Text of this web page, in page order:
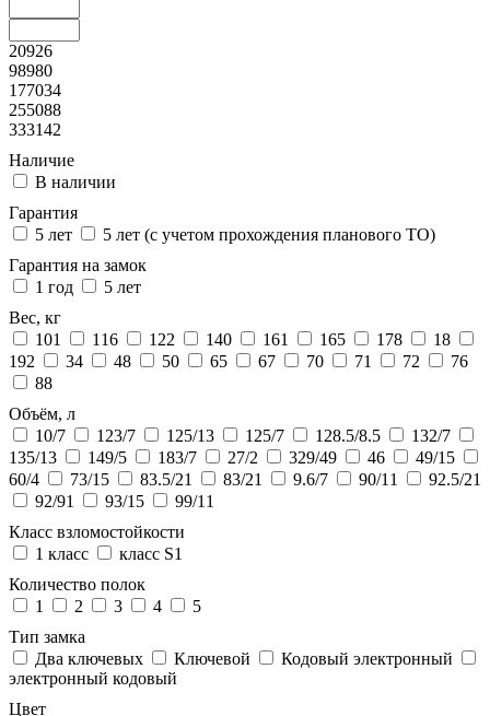
20926
98980
177034
255088
333142
Наличие
В наличии
Гарантия
5 лет
5 лет (с учетом прохождения планового ТО)
Гарантия на замок
1 год
5 лет
Вес, кг
101
116 122 140 161 165 178
18
192
34 48 50 65 67 70 71 72
76
88
Объём, л
10/7
123/7 125/13 125/7 128.5/8.5
132/7
135/13
149/5 183/7 27/2 329/49 46
49/15
60/4
73/15 83.5/21 83/21 9.6/7 90/11
92.5/21
92/91
93/15
99/11
Класс взломостойкости
1 класс
класс S1
Количество полок
1
2 3 4
5
Тип замка
Два ключевых
Ключевой
Кодовый электронный
электронный кодовый
Цвет